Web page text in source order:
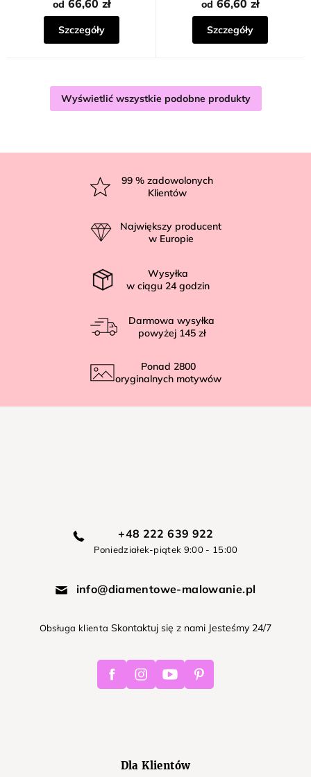
od 66,60 zł
Szczegóły
od 66,60 zł
Szczegóły
Wyświetlić wszystkie podobne produkty
99 % zadowolonych
Klientów
Największy producent
w Europie
Wysyłka
w ciągu 24 godzin
Darmowa wysyłka
powyżej 145 zł
Ponad 2800
oryginalnych motywów
+48 222 639 922
Poniedziałek-piątek 9:00 - 15:00
info@diamentowe-malowanie.pl
Obsługa klienta Skontaktuj się z nami Jesteśmy 24/7
FacebookInstagramYoutube Pinterest
Dla Klientów